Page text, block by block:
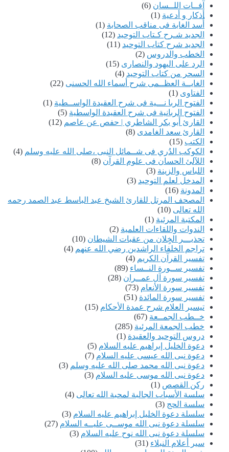
آفــات اللــسان (6)
أذكار و أدعية (1)
أُسد الغابة فى مناقب الصحابة (1)
الجديد شـرح كـتاب التوحيد (12)
الجديد شرح كتاب التوحيد (11)
الخطب والدروس (2)
الرد على اليهود والنصارى (15)
السحر من كتاب التوحيد (4)
الغايــة العظــمى شرح أسماء الله الحسنى (22)
الفتاوى (1)
الفتوح الربا نـــية فى شرح العقيدة الواســطية (1)
الفتوح الربانية فى شرح العقيدة الواسطية (5)
القارئ أبو بكر الشاطري | حفص عن عاصم (12)
القارئ سعد الغامدى (8)
الكتب (15)
الكوكب الدُري فى شــمائل النبى ،صلى الله عليه وسلم (4)
اللآلئ الحسان فى علوم القرآن (8)
اللباس والزينة (3)
المدخل لعلم التوحيد (3)
المدونة (16)
المصحف المرتل للقارئ الشيخ عبد الباسط عبد الصمد رحمه
الله تعالى (10)
المكتبة المرئية (1)
الندوات واللقاءات العلمية (2)
تحذيـــر الخٍلان من عقبات الشيطان (10)
تراجم الخلفاء الراشدين رضي الله عنهم (4)
تفسير القرآن الكريم (4)
تفسير ســورة النــساء (89)
تفسير سورة آل عمــران (28)
تفسير سورة الأنعام (73)
تفسير سورة المائدة (51)
تيسير العلام شرح عمدة الأحكام (15)
خــطب الجمــعة (67)
خطب الجمعة المرئية (285)
دروس التوحيد والعقيدة (1)
دعوة الخليل إبراهيم عليه السلام (5)
دعوة نبى الله عيسى عليه السلام (7)
دعوة نبى الله محمد صلى الله عليه وسلم (3)
دعوة نبى الله موسى عليه السلام (3)
ركن القصص (1)
سلسة الأسباب الجالبة لمحبة الله تعالى (4)
سلسة الحج (3)
سلسلة دعوة الخليل إبراهيم عليه السلام (3)
سلسلة دعوة نبى الله موســى عليــه السلام (27)
سلسلة دعوة نبى الله نوح عليه السلام (3)
سير أعلام النبلاء (31)